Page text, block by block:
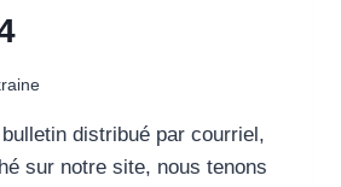
distribué par courriel,
sur notre site, nous tenons